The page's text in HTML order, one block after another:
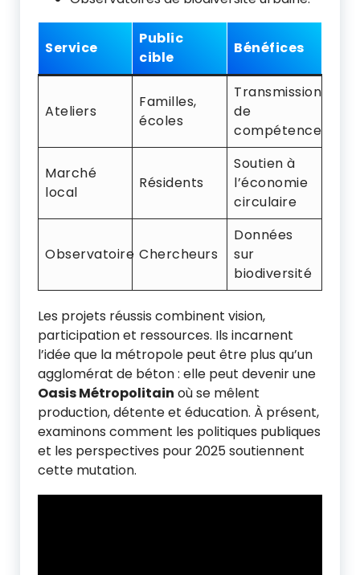
Service
Public
cible
Bénéfices
Ateliers
Familles,
écoles
Transmission
de
compétences
Marché
local
Résidents
Soutien à
l’économie
circulaire
Observatoire Chercheurs
Données
sur
biodiversité
Les projets réussis combinent vision,
participation et ressources. Ils incarnent
l’idée que la métropole peut être plus qu’un
agglomérat de béton : elle peut devenir une
Oasis Métropolitain où se mêlent
production, détente et éducation. À présent,
examinons comment les politiques publiques
et les perspectives pour 2025 soutiennent
cette mutation.